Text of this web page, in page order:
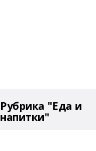
Рубрика "Еда и
напитки"